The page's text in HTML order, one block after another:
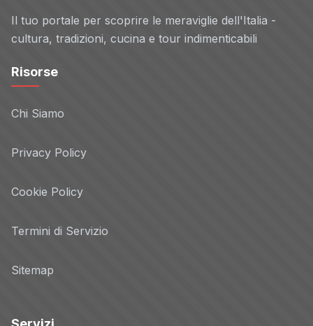
Il tuo portale per scoprire le meraviglie dell'Italia -
cultura, tradizioni, cucina e tour indimenticabili
Risorse
Chi Siamo
Privacy Policy
Cookie Policy
Termini di Servizio
Sitemap